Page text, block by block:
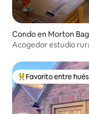
Condo en Morton
Acogedor estudio
Favorito entre
Favorito entre